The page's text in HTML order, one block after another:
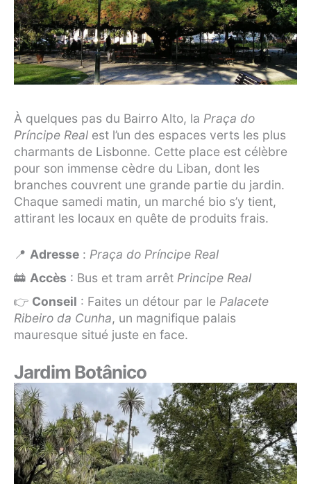
À quelques pas du Bairro Alto, la Praça do
Príncipe Real est l’un des espaces verts les plus
charmants de Lisbonne. Cette place est célèbre
pour son immense cèdre du Liban, dont les
branches couvrent une grande partie du jardin.
Chaque samedi matin, un marché bio s’y tient,
attirant les locaux en quête de produits frais.
📍 Adresse : Praça do Príncipe Real
🚋 Accès : Bus et tram arrêt Principe Real
👉 Conseil : Faites un détour par le Palacete
Ribeiro da Cunha, un magnifique palais
mauresque situé juste en face.
Jardim Botânico